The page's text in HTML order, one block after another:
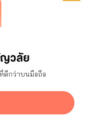
วลัย
ดีกว่าบนมือถือ
ฉพาะโปรโมชัน
วยสำรวยจะขายอะไร